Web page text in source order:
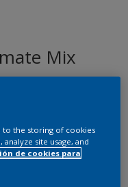
Mix
to the storing of cookies
site usage, and
de cookies para